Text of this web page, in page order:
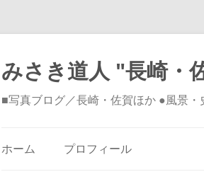
みさき道人 "長崎・
■写真ブログ／長崎・佐賀ほか ●風景
ホーム プロフィール